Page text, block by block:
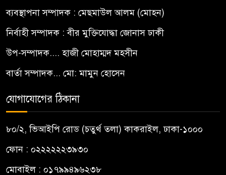
ব্যবস্থাপনা সম্পাদক : মেছমাউল আলম (মোহন)
নির্বাহী সম্পাদক : বীর মুক্তিযোদ্ধা জোনাস ঢাকী
উপ-সম্পাদক.... হাজী মোহাম্মদ মহসীন
বার্তা সম্পাদক... মো: মামুন হোসেন
যোগাযোগের ঠিকানা
৮০/২, ভিআইপি রোড (চতুর্থ তলা) কাকরাইল, ঢাকা-১০০০
ফোন : ০২২২২২২৩৯৩০
মোবাইল : ০১৭৯৯৪৯৬২৩৮